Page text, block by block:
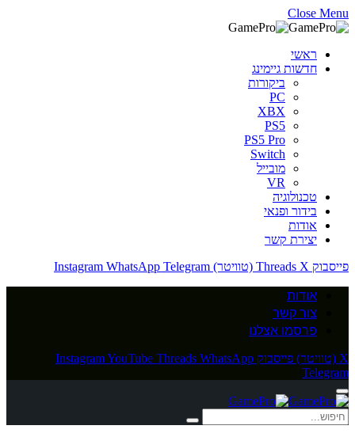
Close Menu
ראשי
חדשות גיימינג
ביקורות
PC
XBX
PS5
PS5 Pro
Switch
מובייל
VR
טכנולוגיה
בידור ופנאי
אודות
יצירת קשר
פייסבוק
Threads X (טוויטר) Instagram WhatsApp Telegram
אודות
צור קשר
פרסמו אצלנו
X (טוויטר) פייסבוק InstagramYouTube Threads WhatsApp
Telegram